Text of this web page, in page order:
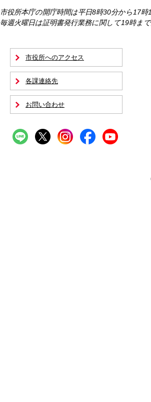
市役所本庁の開庁時間は平日8時30分から17時
毎週火曜日は証明書発行業務に関して19時ま
市役所へのアクセス
各課連絡先
お問い合わせ